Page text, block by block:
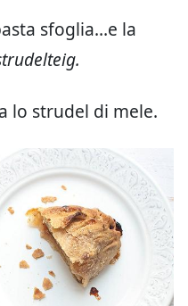
sfoglia…e la
lo strudel di mele.